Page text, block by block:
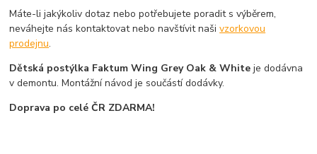
Máte-li jakýkoliv dotaz nebo potřebujete poradit s výběrem,
neváhejte nás kontaktovat nebo navštívit našivzorkovou
prodejnu.
Dětská postýlka Faktum Wing Grey Oak & Whiteje dodávna
v demontu. Montážní návod je součástí dodávky.
Doprava po celé ČR ZDARMA!